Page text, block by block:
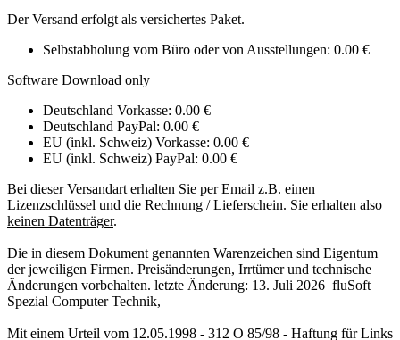
Der Versand erfolgt als versichertes Paket.
Selbstabholung vom Büro oder von Ausstellungen: 0.00 €
Software Download only
Deutschland Vorkasse: 0.00 €
Deutschland PayPal: 0.00 €
EU (inkl. Schweiz) Vorkasse: 0.00 €
EU (inkl. Schweiz) PayPal: 0.00 €
Bei dieser Versandart erhalten Sie per Email z.B. einen
Lizenzschlüssel und die Rechnung / Lieferschein. Sie erhalten also
keinen Datenträger.
Die in diesem Dokument genannten Warenzeichen sind Eigentum
der jeweiligen Firmen. Preisänderungen, Irrtümer und technische
Änderungen vorbehalten. letzte Änderung: 13. Juli 2026 fluSoft
Spezial Computer Technik,
Mit einem Urteil vom 12.05.1998 - 312 O 85/98 - Haftung für Links